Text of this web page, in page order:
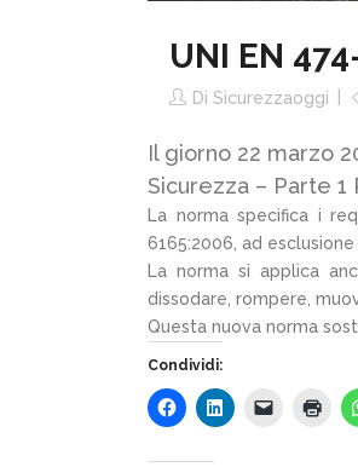
UNI EN
Di Sicurezzaoggi
Il giorno 22 marzo
Sicurezza – Parte
La norma specifica i
6165:2006, ad
La norma si applica
dissodare, rompere,
Questa nuova norma
Condividi: